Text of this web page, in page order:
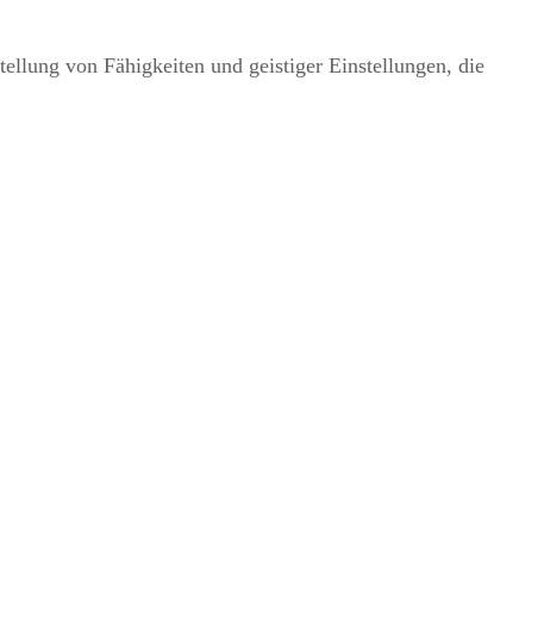
von Fähigkeiten und geistiger Einstellungen, die